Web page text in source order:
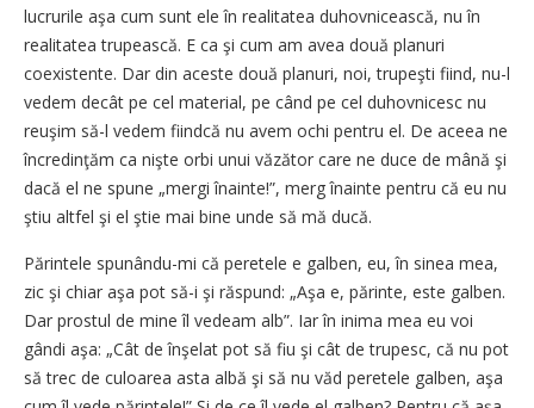
lucrurile aşa cum sunt ele în realitatea duhovnicească, nu în
realitatea trupească. E ca şi cum am avea două planuri
coexistente. Dar din aceste două planuri, noi, trupeşti fiind, nu-l
vedem decât pe cel material, pe când pe cel duhovnicesc nu
reuşim să-l vedem fiindcă nu avem ochi pentru el. De aceea ne
încredinţăm ca nişte orbi unui văzător care ne duce de mână şi
dacă el ne spune „mergi înainte!”, merg înainte pentru că eu nu
ştiu altfel şi el ştie mai bine unde să mă ducă.
Părintele spunându-mi că peretele e galben, eu, în sinea mea,
zic şi chiar aşa pot să-i şi răspund: „Aşa e, părinte, este galben.
Dar prostul de mine îl vedeam alb”. Iar în inima mea eu voi
gândi aşa: „Cât de înşelat pot să fiu şi cât de trupesc, că nu pot
să trec de culoarea asta albă şi să nu văd peretele galben, aşa